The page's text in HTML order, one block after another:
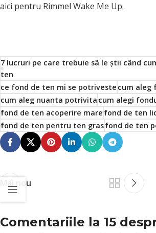
aici pentru Rimmel Wake Me Up.
7 lucruri pe care trebuie sã le ştii când
ten
ce fond de ten mi se potrivestecum aleg
cum aleg nuanta potrivitacum alegi
fond de ten acoperire marefond de ten
fond de ten pentru ten grasfond de ten
Mai nou
Comentariile la 15